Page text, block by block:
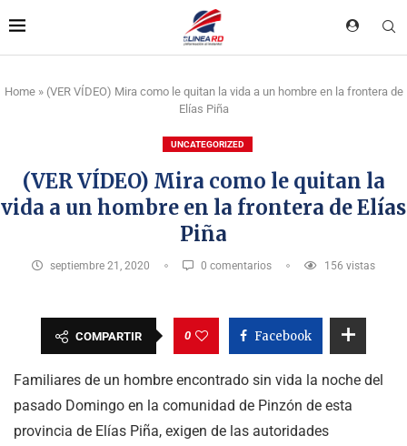
Home» (VER VÍDEO) Mira como le quitan la vida a un hombre en la frontera de
Elías Piña
UNCATEGORIZED
(VER VÍDEO) Mira como le quitan la
vida a un hombre en la frontera de Elías
Piña
septiembre 21, 2020 0 comentarios 156 vistas
COMPARTIR 0 Facebook
Familiares de un hombre encontrado sin vida la noche del
pasado Domingo en la comunidad de Pinzón de esta
provincia de Elías Piña, exigen de las autoridades